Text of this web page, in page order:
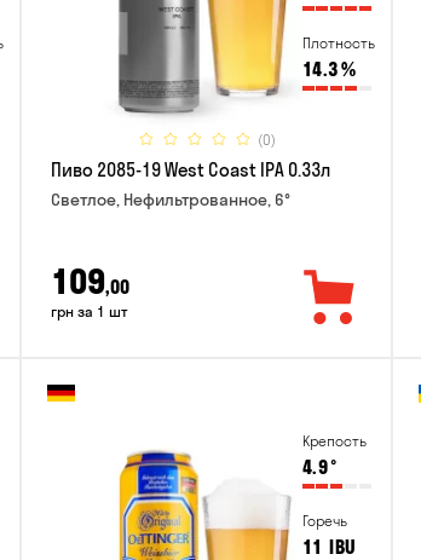
Плотность
14.3%
(0)
Пиво 2085-19 West Coast IPA 0.33л
Светлое, Нефильтрованное, 6°
109,00
грн за 1 шт
Крепость
4.9°
Горечь
11 IBU